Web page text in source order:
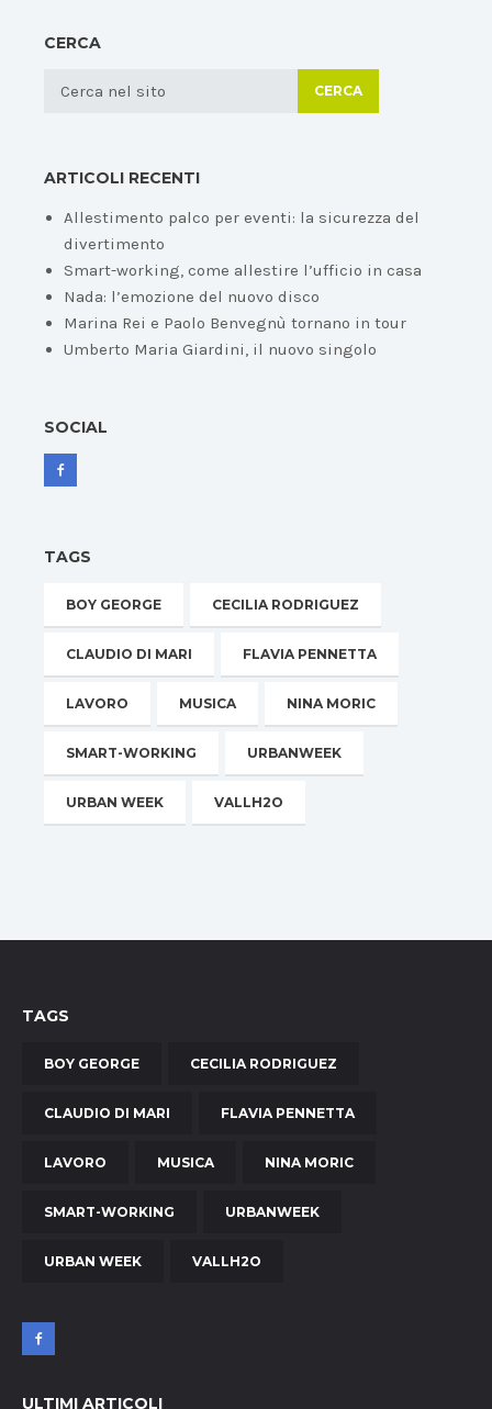
CERCA
CERCA
ARTICOLI RECENTI
Allestimento palco per eventi: la sicurezza del
divertimento
Smart-working, come allestire l’ufficio in casa
Nada: l’emozione del nuovo disco
Marina Rei e Paolo Benvegnù tornano in tour
Umberto Maria Giardini, il nuovo singolo
SOCIAL
TAGS
BOY GEORGE CECILIA RODRIGUEZ
CLAUDIO DI MARI FLAVIA PENNETTA
LAVORO MUSICA NINA MORIC
SMART-WORKING URBANWEEK
URBAN WEEK VALLH2O
TAGS
BOY GEORGE CECILIA RODRIGUEZ
CLAUDIO DI MARI FLAVIA PENNETTA
LAVORO MUSICA NINA MORIC
SMART-WORKING URBANWEEK
URBAN WEEK VALLH2O
ULTIMI ARTICOLI